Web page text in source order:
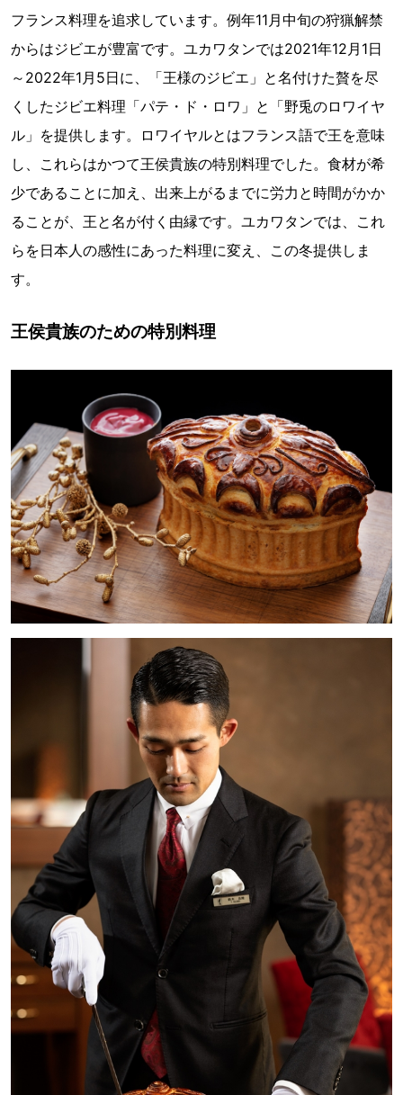
フランス料理を追求しています。例年11月中旬の狩猟解禁
からはジビエが豊富です。ユカワタンでは2021年12月1日
～2022年1月5日に、「王様のジビエ」と名付けた贅を尽
くしたジビエ料理「パテ・ド・ロワ」と「野兎のロワイヤ
ル」を提供します。ロワイヤルとはフランス語で王を意味
し、これらはかつて王侯貴族の特別料理でした。食材が希
少であることに加え、出来上がるまでに労力と時間がかか
ることが、王と名が付く由縁です。ユカワタンでは、これ
らを日本人の感性にあった料理に変え、この冬提供しま
す。
王侯貴族のための特別料理